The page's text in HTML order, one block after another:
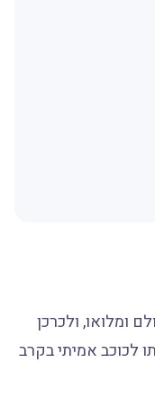
ומלואו, ולכרכן
לכוכב אמיתי בקרב